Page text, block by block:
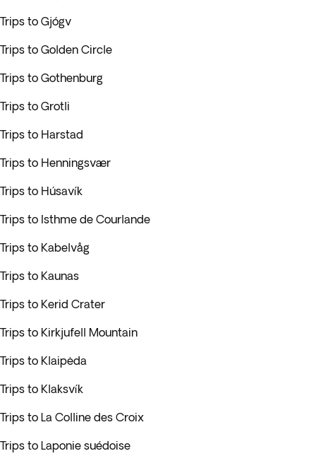
Trips to Gjógv
Trips to Golden Circle
Trips to Gothenburg
Trips to Grotli
Trips to Harstad
Trips to Henningsvær
Trips to Húsavík
Trips to Isthme de Courlande
Trips to Kabelvåg
Trips to Kaunas
Trips to Kerid Crater
Trips to Kirkjufell Mountain
Trips to Klaipėda
Trips to Klaksvík
Trips to La Colline des Croix
Trips to Laponie suédoise